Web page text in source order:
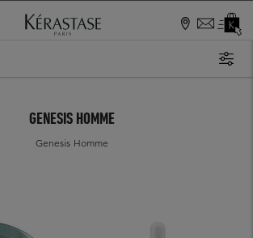
GENESIS HOMME
Genesis Homme